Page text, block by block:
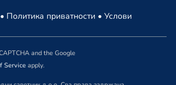
ТВ 189
ТВ 188
• Политика приватности • Услови
and the Google
Service apply.